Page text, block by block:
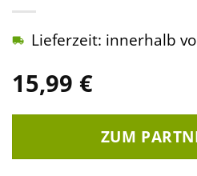
15,99 €
Lieferzeit: innerhalb
ZUM